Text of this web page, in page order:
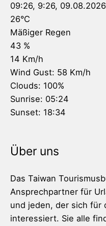
09:26, 9:26, 09.08.2026
26°C
Mäßiger Regen
43 %
14 Km/h
Wind Gust: 58 Km/h
Clouds: 100%
Sunrise: 05:24
Sunset: 18:34
Über uns
Das Taiwan
Ansprechpartner für
und jeden, der sich für
interessiert. Sie alle